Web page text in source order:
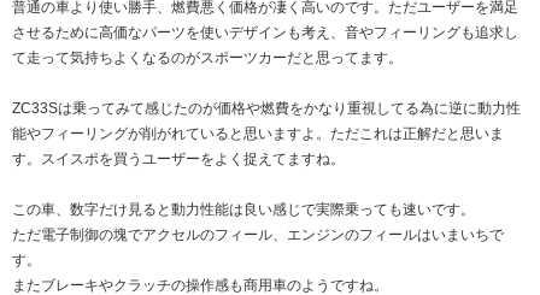
普通の車より使い勝手、燃費悪く価格が凄く高いのです。ただユーザーを満足
させるために高価なパーツを使いデザインも考え、音やフィーリングも追求し
て走って気持ちよくなるのがスポーツカーだと思ってます。
ZC33Sは乗ってみて感じたのが価格や燃費をかなり重視してる為に逆に動力性
能やフィーリングが削がれていると思いますよ。ただこれは正解だと思いま
す。スイスポを買うユーザーをよく捉えてますね。
この車、数字だけ見ると動力性能は良い感じで実際乗っても速いです。
ただ電子制御の塊でアクセルのフィール、エンジンのフィールはいまいちで
す。
またブレーキやクラッチの操作感も商用車のようですね。